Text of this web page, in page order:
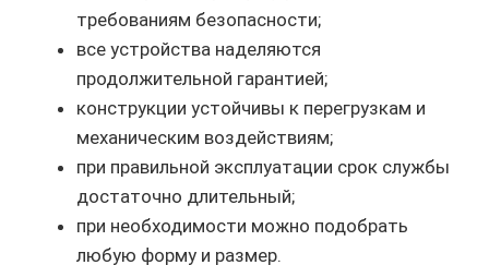
требованиям безопасности;
все устройства наделяются
продолжительной гарантией;
конструкции устойчивы к перегрузкам и
механическим воздействиям;
при правильной эксплуатации срок службы
достаточно длительный;
при необходимости можно подобрать
любую форму и размер.